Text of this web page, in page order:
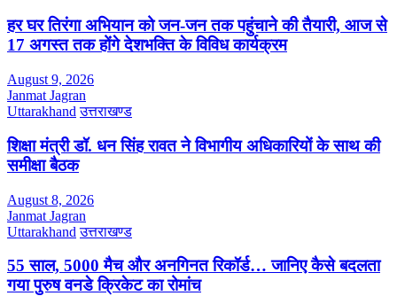
हर घर तिरंगा अभियान को जन-जन तक पहुंचाने की तैयारी, आज से
17 अगस्त तक होंगे देशभक्ति के विविध कार्यक्रम
August 9, 2026
Janmat Jagran
Uttarakhand उत्तराखण्ड
शिक्षा मंत्री डॉ. धन सिंह रावत ने विभागीय अधिकारियों के साथ की
समीक्षा बैठक
August 8, 2026
Janmat Jagran
Uttarakhand उत्तराखण्ड
55 साल, 5000 मैच और अनगिनत रिकॉर्ड… जानिए कैसे बदलता
गया पुरुष वनडे क्रिकेट का रोमांच